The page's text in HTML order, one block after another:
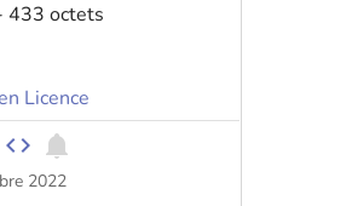
433 octets
Licence
2022